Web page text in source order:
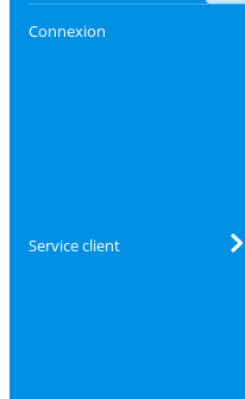
Connexion
Service client